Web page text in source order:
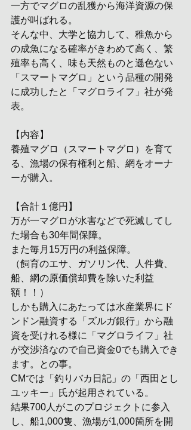
一方でマグロの乱獲から海洋資源の保
護が叫ばれる。
そんな中、大学と協力して、稚魚から
の成魚になる確率がきわめて高く、繁
殖率も高く、味も天然ものと遜色ない
「スマートマグロ」という品種の開発
に成功したと「マグロライフ」社が発
表。
【内容】
養殖マグロ（スマートマグロ）を育て
る、漁場の保有権利と船、網をオーナ
ーが購入。
【合計１億円】
万が一マグロが水害などで死滅してし
た場合も30年間保障。
また毎月15万円の利益保障。
（飼育のエサ、ガソリン代、人件費、
船、網の原価償却費を除いた利益
額！！）
しかも購入にあたっては水産業界にド
ンドン融資する「ズルガ銀行」から融
資を受けれる様に「マグロライフ」社
が交渉済なので自己資金0でも購入でき
ます。との事。
CMでは「釣りバカ日記」の「西田とし
ユッキー」氏が起用されている。
結果700人がこのプロジェクトに参入
し、船1,000隻、漁場が1,000箇所を開